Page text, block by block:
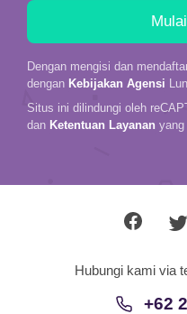
Dengan mengisi dan
dengan Kebijakan Agensi
Situs ini dilindungi oleh
dan Ketentuan Layanan yang
Hubungi kami via
+62